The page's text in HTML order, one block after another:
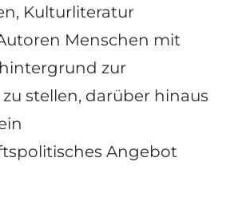
Kulturliteratur
Menschen mit
zur
stellen, darüber hinaus
Angebot